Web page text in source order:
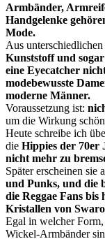
Armbänder,
Handgelenke
Mode.
Aus
Kunststoff und sogar
eine Eyecatcher
modebewusste
moderne Männer.
Voraussetzung ist:
um die Wirkung
Heute schreibe ich
die Hippies der 70er
nicht mehr zu
Später erscheinen sie
und Punks, und die
die Reggae Fans
Kristallen von
Egal in welcher
Wickel-Armbänder